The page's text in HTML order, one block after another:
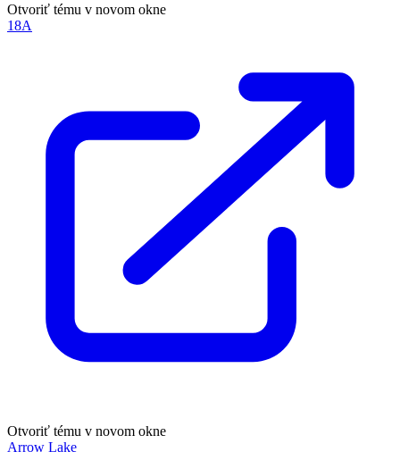
Otvoriť tému v novom okne
18A
Otvoriť tému v novom okne
Arrow Lake